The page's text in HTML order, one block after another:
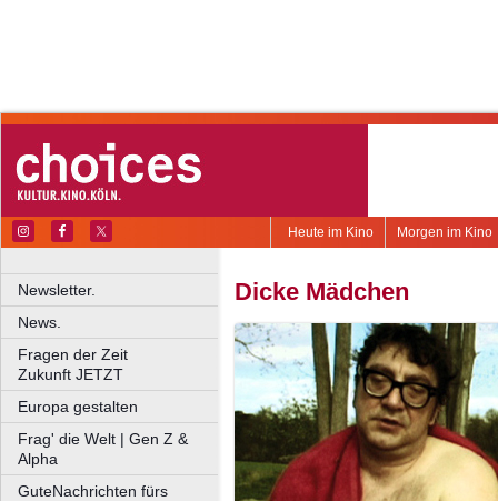
Morgen im Kino
Heute im Kino
Newsletter.
News.
Fragen der Zeit
Zukunft JETZT
Europa gestalten
Frag' die Welt | Gen Z &
Alpha
GuteNachrichten fürs
Dicke Mädchen